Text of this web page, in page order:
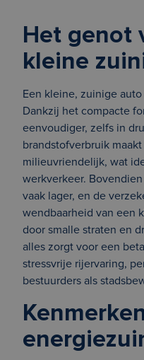
Het genot
kleine
Een kleine, zuinige
Dankzij het compacte
eenvoudiger, zelfs in
brandstofverbruik
milieuvriendelijk, wat
werkverkeer.
vaak lager, en de
wendbaarheid van een
door smalle straten en
alles zorgt voor een
stressvrije rijervaring,
bestuurders als